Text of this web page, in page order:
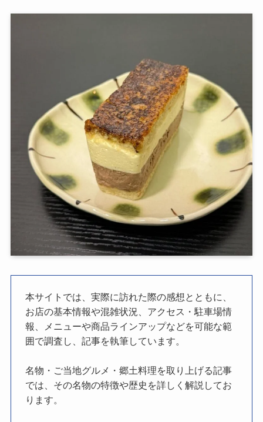
本サイトでは、実際に訪れた際の感想とともに、
お店の基本情報や混雑状況、アクセス・駐車場情
報、メニューや商品ラインアップなどを可能な範
囲で調査し、記事を執筆しています。
名物・ご当地グルメ・郷土料理を取り上げる記事
では、その名物の特徴や歴史を詳しく解説してお
ります。